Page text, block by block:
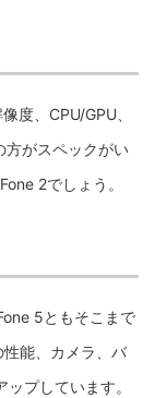
度、CPU/GPU、
方がスペックがい
2でしょう。
5ともそこまで
能、カメラ、バ
プしています。